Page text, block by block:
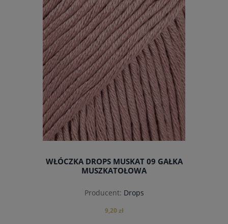
do koszyka
WŁÓCZKA DROPS MUSKAT 09 GAŁKA
MUSZKATOŁOWA
Producent: Drops
9,20 zł